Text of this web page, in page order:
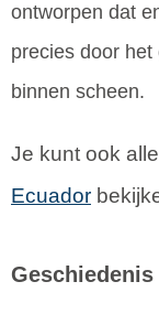
ontworpen dat
precies door
binnen scheen.
Je kunt ook alle
Ecuador
Geschiedenis